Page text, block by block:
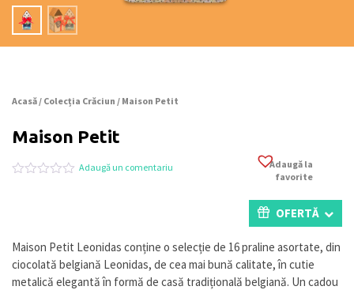
Acasă/ Colecția Crăciun / Maison Petit
Maison Petit
pe
a
evaluări
Adaugă un comentariu
Adaugă la
favorite
OFERTĂ
Maison Petit Leonidas conține o selecție de 16 praline asortate, din
ciocolată belgiană Leonidas, de cea mai bună calitate, în cutie
metalică elegantă în formă de casă tradițională belgiană. Un cadou